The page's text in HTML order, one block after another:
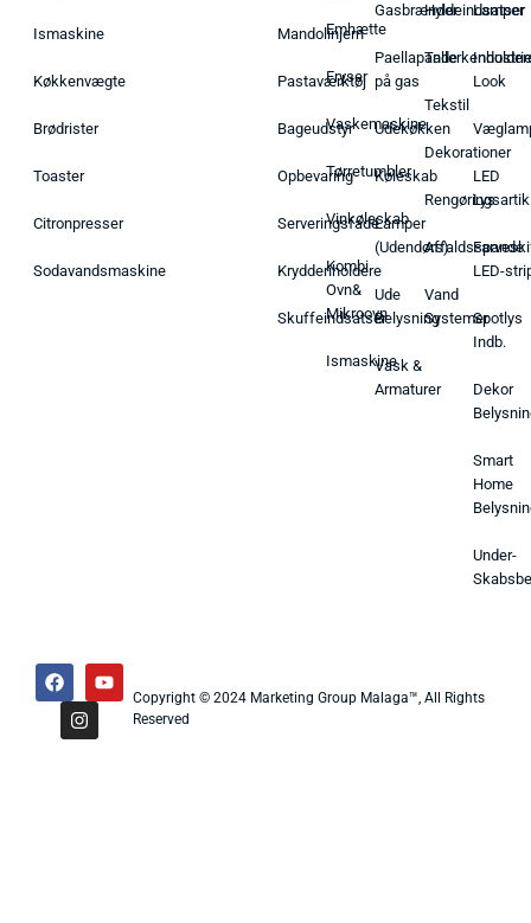
Ismaskine
Køkkenvægte
Brødrister
Toaster
Citronpresser
Sodavandsmaskine
Mandolinjern
Pastaværktøj
Bageudstyr
Opbevaring
Serveringsfade
Krydderiholdere
Skuffeindsatser
Emhætte
Fryser
Vaskemaskine
Tørretumbler
Vinkøleskab
Kombi
Ovn&
Mikroovn
Ismaskine
Gasbrænder
Paellapande
på gas
Udekøkken
Køleskab
Lamper
(Udendørs)
Ude
Belysning
Vask &
Armaturer
Hyldeindsatser
Tekstil
Dekorationer
Affaldsspande
Vand
Systemer
Lamper
Look
LED
Lys
LED-
Spotlys
Indb.
Dekor
Smart
Home
Under-
Copyright © 2024 Marketing Group Malaga™, All Rights
Reserved